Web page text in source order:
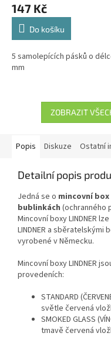
147 Kč
Do košíku
5 samolepících pásků o
mm
ZOBRAZIT
Popis Diskuze Ostatní
Detailní popis
Jedná se o mincovní
bublinkách (ochranného
Mincovní boxy LINDNER
LINDNER a sběratelskými
vyrobené v Německu.
Mincovní boxy LINDNER
provedeních:
STANDARD
světle červená
SMOKED GLASS
tmavě červená